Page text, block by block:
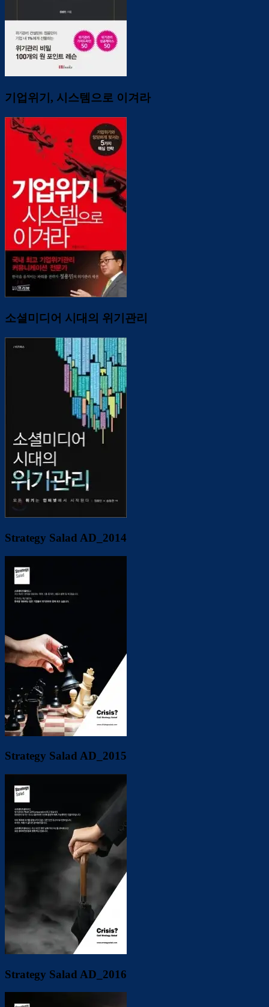
기업위기, 시스템으로 이겨라
소셜미디어 시대의 위기관리
Strategy Salad AD_2014
Strategy Salad AD_2015
Strategy Salad AD_2016